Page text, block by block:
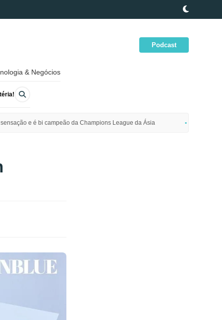
Podcast
& Negócios
e é bi campeão da Champions League da Ásia